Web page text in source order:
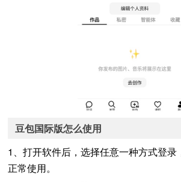
豆包国际版怎么使用
1、打开软件后，选择任意一种方式登录
正常使用。